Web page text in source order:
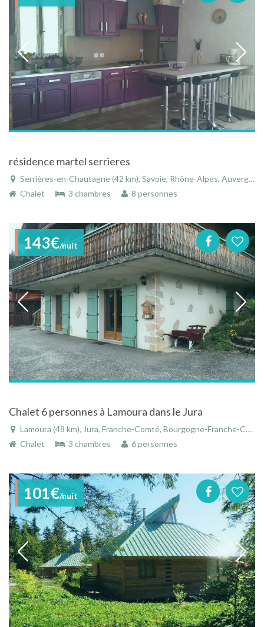
résidence martel serrieres
Serrières-en-Chautagne (42 km), Savoie, Rhône-Alpes, Auvergne-Rhône-Alpes, France
Chalet
3 chambres 8 personnes
143€/nuit
Chalet 6 personnes à Lamoura dans le Jura
Lamoura (48 km), Jura, Franche-Comté, Bourgogne-Franche-Comté, France
Chalet
3 chambres 6 personnes
101€/nuit